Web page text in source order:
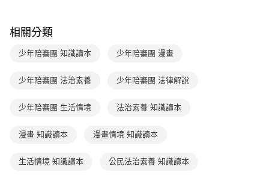
用戶於交易時，得透過本服務購買商品或服務，並由商店將買賣／分期付款
2.基於同意付款使用「大哥付你分期」之契約關係目的，商店將以您的個人
由本公司與您本人進行分期帳單所需資料之確認、核對及更正。
3.完整用戶服務條款，請詳閱以下連結：https://oppay.tw/userRule
※ 請注意：結帳手續完成當下不需立刻繳費，但若您需要取消訂單，請聯絡
購買商品的店家。未經商家同意取消之訂單仍視為有效，需透過AFTEE先享
後付繳納相關費用。
※ 交易是否成功請以「AFTEE先享後付 」之結帳頁面顯示為準，若有關於
客戶支援中心」https://netprotections.freshdesk.com/support/home
【注意事項】
１．透過由恩沛科技股份有限公司提供之「AFTEE先享後付」服務完成之交
權轉讓予恩沛科技股份有限公司。
https://aftee.tw/terms/#terms3
３．未成年的使用者請事先徵得法定代理人或監護人之同意方可使用
每筆NT$70，滿NT$800(含以上)免運費
離島宅配（澎湖、金門、馬祖、小琉球；不適用於郵局i郵箱）
每筆NT$200
相關分類
少年陪審團 知識讀本 少年陪審團 漫畫
少年陪審團 法治素養 少年陪審團 法律解說
少年陪審團 生活情境 法治素養 知識讀本
漫畫 知識讀本 漫畫情境 知識讀本
生活情境 知識讀本 公民法治素養 知識讀本